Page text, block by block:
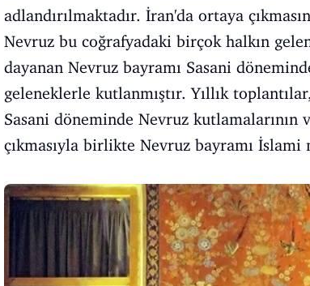
adlandırılmaktadır. İran'da ortaya
Nevruz bu coğrafyadaki birçok halkın
dayanan Nevruz bayramı Sasani
geleneklerle kutlanmıştır. Yıllık
Sasani döneminde Nevruz
çıkmasıyla birlikte Nevruz bayramı